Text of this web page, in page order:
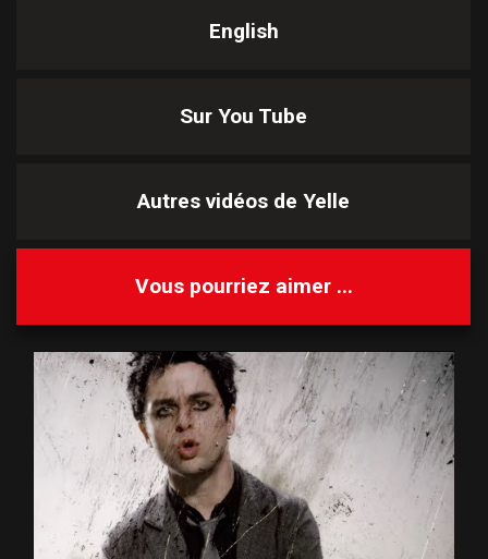
English
Sur You Tube
Autres vidéos de Yelle
Vous pourriez aimer ...